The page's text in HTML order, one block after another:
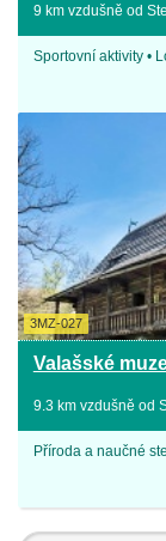
9 km vzdušně od
Sportovní aktivity •
3MZ-027
Valašské
9.3 km vzdušně od
Příroda a naučné